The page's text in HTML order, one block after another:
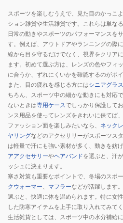
包
入
り
スポーツを楽しむうえで、見た目のかっこ
ション雑貨や生活雑貨です。これらは単な
日常の動きやスポーツのパフォーマンスを
す。例えば、アウトドアやランニングの際
線から目を守るだけでなく、視界をクリア
ます。初めて選ぶ方は、レンズの色やフィ
に合うか、ずれにくいかを確認するのがポイ
また、目の疲れを感じる方にはシニアグラス
ちろん、スポーツ中の細かな動きにも対応
ないときは専用ケースでしっかり保護して
ンス用品を使ってレンズをきれいに保てば
ファッション面を楽しみたいなら、 ネック
ヤリングなどのアクセサリーがスポーツス
は軽量で汗にも強い素材が多く、動きを妨
アアクセサリーやヘアバンドを選ぶと、汗
ッシュに決まります。
寒さ対策も重要なポイントで、冬場のスポ
クウォーマー、 マフラーなどが活躍します
選ぶと、快適に体を温められます。特に女
した防寒アイテムを上手に取り入れてみてく
生活雑貨としては、スポーツ中の水分補給